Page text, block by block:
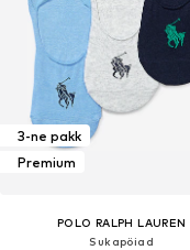
3-ne pakk
Premium
POLO RALPH LAUREN
Sukapöiad